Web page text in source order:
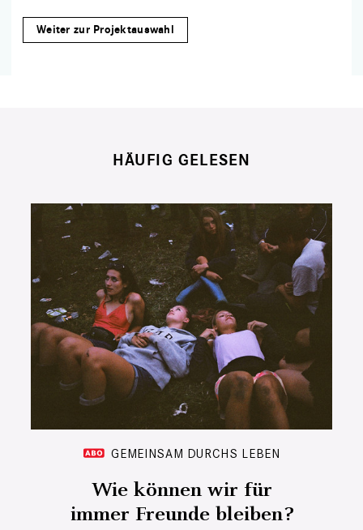
HÄUFIG GELESEN
GEMEINSAM DURCHS LEBEN
Wie können wir für
immer Freunde bleiben?